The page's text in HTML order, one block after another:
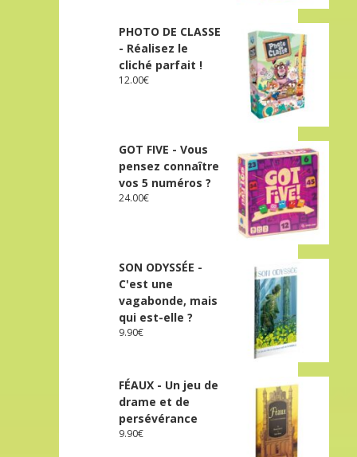
PHOTO DE CLASSE
- Réalisez le
cliché parfait !
12.00€
GOT FIVE - Vous
pensez connaître
vos 5 numéros ?
24.00€
SON ODYSSÉE -
C'est une
vagabonde, mais
qui est-elle ?
9.90€
FÉAUX - Un jeu de
drame et de
persévérance
9.90€